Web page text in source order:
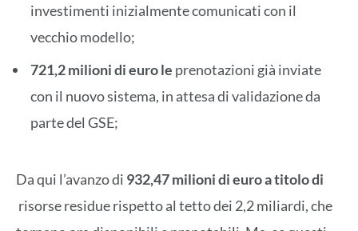
investimenti inizialmente comunicati con il
vecchio modello;
721,2 milioni di euro le prenotazioni già inviate
con il nuovo sistema, in attesa di validazione da
parte del GSE;
Da qui l’avanzo di 932,47 milioni di euro a titolo di
risorse residue rispetto al tetto dei 2,2 miliardi, che